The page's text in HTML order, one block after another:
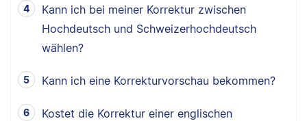
Kann ich bei meiner Korrektur zwischen
Hochdeutsch und Schweizerhochdeutsch
wählen?
Kann ich eine Korrekturvorschau bekommen?
Kostet die Korrektur einer englischen